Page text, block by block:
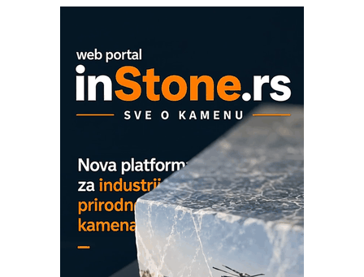
era CNC merenja
Proizvodnja iC7 Hybrid 1500 VDC
mrežnog pretvarača sa tečnim
hlađenjem
COMBYPACK
EVOKS Maintenance Management